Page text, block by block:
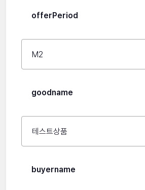
offerPeriod
goodname
buyername